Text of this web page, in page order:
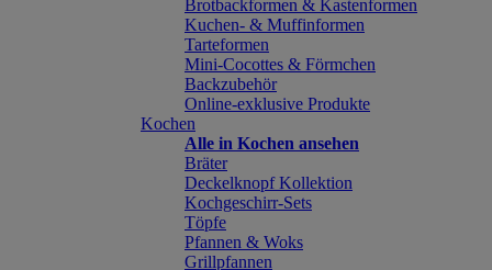
Brotbackformen & Kastenformen
Kuchen- & Muffinformen
Tarteformen
Mini-Cocottes & Förmchen
Backzubehör
Online-exklusive Produkte
Kochen
Alle in Kochen ansehen
Bräter
Deckelknopf Kollektion
Kochgeschirr-Sets
Töpfe
Pfannen & Woks
Grillpfannen